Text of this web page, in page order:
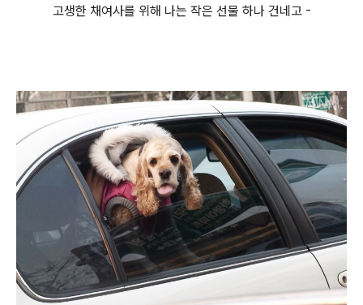
고생한 채여사를 위해 나는 작은 선물 하나 건네고 -